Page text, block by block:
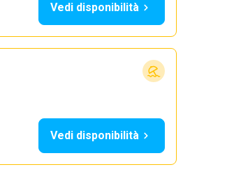
Vedi disponibilità
Vedi disponibilità